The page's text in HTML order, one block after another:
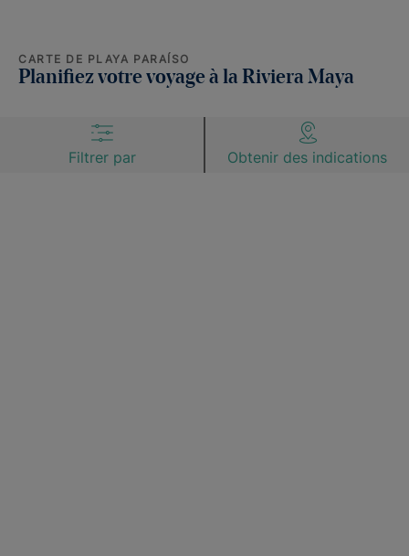
CARTE DE PLAYA PARAÍSO
Planifiez votre voyage à la Riviera Maya
Filtrer par Obtenir des indications